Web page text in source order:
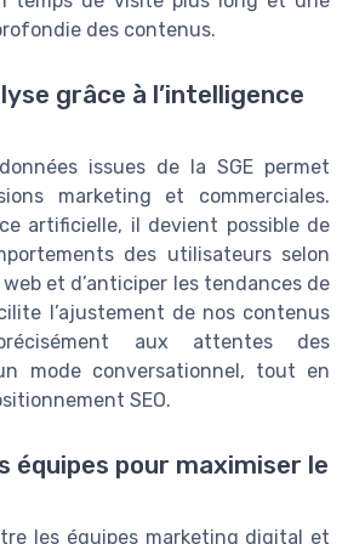
des contenus.
grâce à l’intelligence
issues de la SGE permet
marketing et commerciales.
artificielle, il devient possible de
des utilisateurs selon
et d’anticiper les tendances de
l’ajustement de nos contenus
aux attentes des
mode conversationnel, tout en
SEO.
équipes pour maximiser le
les équipes marketing digital et